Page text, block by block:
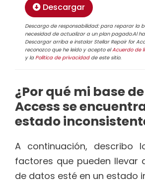
Descargar
Descargo de responsabilidad: para reparar la
necesidad de actualizar a un plan pagado.Al
Descargar arriba e instalar Stellar Repair for
reconozco que he leído y acepto elAcuerdo de
y laPolítica de privacidadde este sitio.
¿Por qué mi base
Access se
estado
A continuación, describo
factores que pueden llevar
de datos esté en un estado